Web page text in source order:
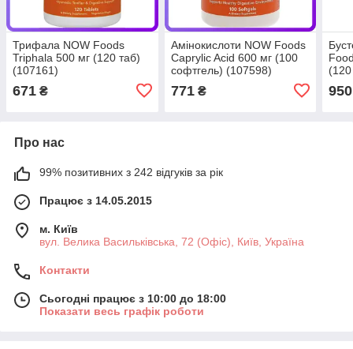
Трифала NOW Foods
Triphala 500 мг (120 таб)
(107161)
671 ₴
Амінокислоти NOW Foods
Caprylic Acid 600 мг (100
софтгель) (107598)
771₴ 950
Про нас
99% позитивних з 242 відгуків за рік
Працює з 14.05.2015
м. Київ
вул. Велика Васильківська, 72 (Офіс), Київ, Україна
Контакти
Сьогодні працює з 10:00 до 18:00
Показати весь графік роботи